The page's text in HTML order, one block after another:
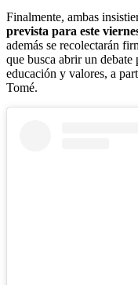
Finalmente, ambas
prevista para este
además se recolectarán
que busca abrir un
educación y valores, a
Tomé.